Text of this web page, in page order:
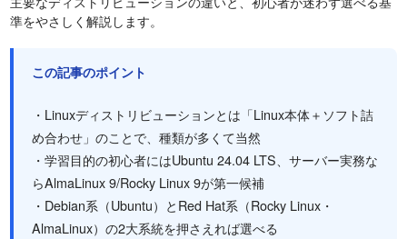
準をやさしく解説します。
この記事のポイント
・Linuxディストリビューションとは「Linux本体＋ソフト詰
め合わせ」のことで、種類が多くて当然
・学習目的の初心者にはUbuntu 24.04 LTS、サーバー実務な
らAlmaLinux 9/Rocky Linux 9が第一候補
・Debian系（Ubuntu）とRed Hat系（Rocky Linux・
AlmaLinux）の2大系統を押さえれば選べる